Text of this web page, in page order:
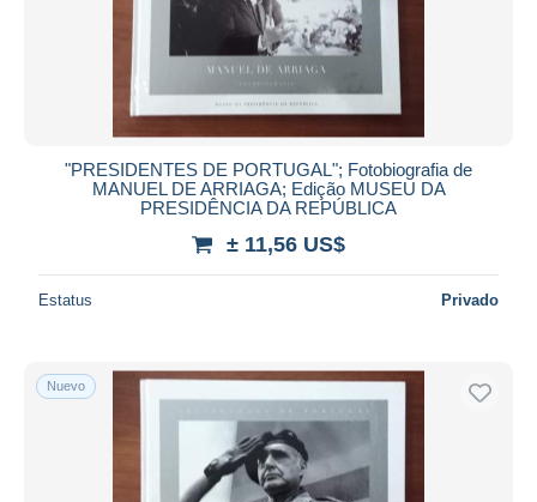
"PRESIDENTES DE PORTUGAL"; Fotobiografia de
MANUEL DE ARRIAGA; Edição MUSEU DA
PRESIDÊNCIA DA REPÚBLICA
± 11,56 US$
Estatus Privado
Nuevo